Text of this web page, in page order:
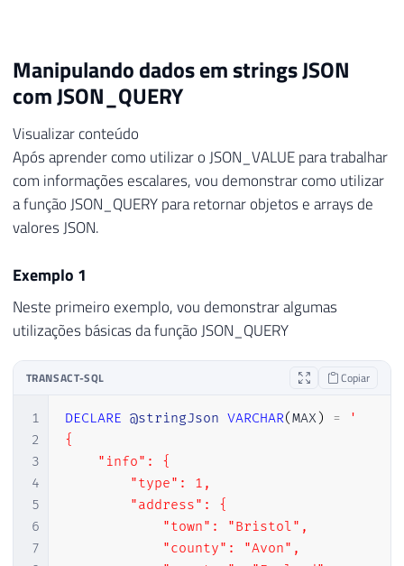
Manipulando dados em strings JSON
com JSON_QUERY
Visualizar conteúdo
Após aprender como utilizar o JSON_VALUE para trabalhar
com informações escalares, vou demonstrar como utilizar
a função JSON_QUERY para retornar objetos e arrays de
valores JSON.
Exemplo 1
Neste primeiro exemplo, vou demonstrar algumas
utilizações básicas da função JSON_QUERY
TRANSACT-SQL Copiar
1
2
3
4
5
6
7
DECLARE @stringJson VARCHAR(MAX) =
'
{
    "info": {
        "type": 1,
        "address": {
            "town": "Bristol",
            "county": "Avon",